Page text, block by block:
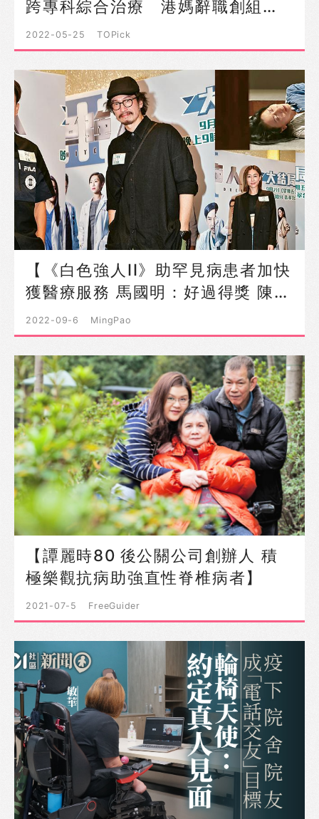
跨專科綜合治療 港媽辭職創組…
2022-05-25 TOPick
【《白色強人II》助罕見病患者加快
獲醫療服務 馬國明：好過得獎 陳…
2022-09-6 MingPao
【譚麗時80 後公關公司創辦人 積
極樂觀抗病助強直性脊椎病者】
2021-07-5 FreeGuider